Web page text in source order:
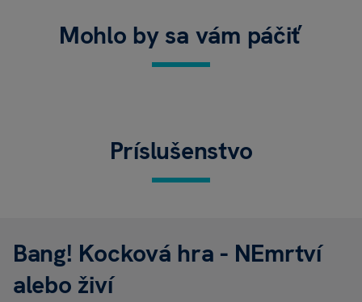
Mohlo by sa vám páčiť
Príslušenstvo
Bang! Kocková hra - NEmrtví
alebo živí